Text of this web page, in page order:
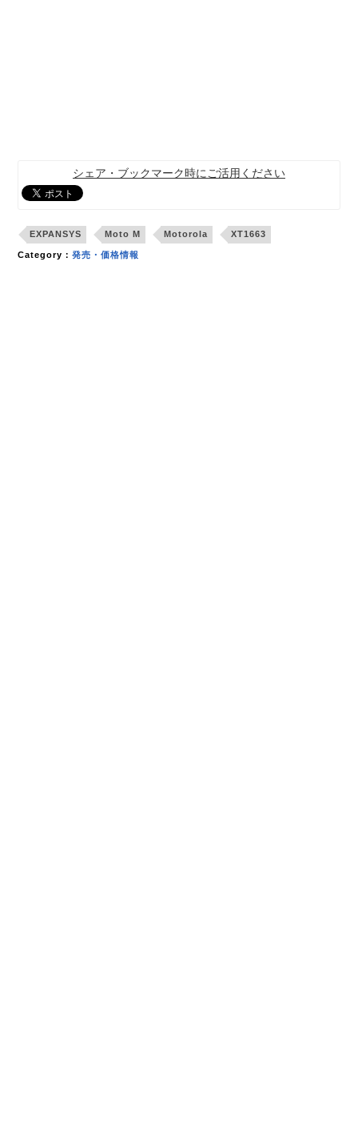
シェア・ブックマーク時にご活用ください
EXPANSYS Moto M Motorola XT1663
Category：発売・価格情報